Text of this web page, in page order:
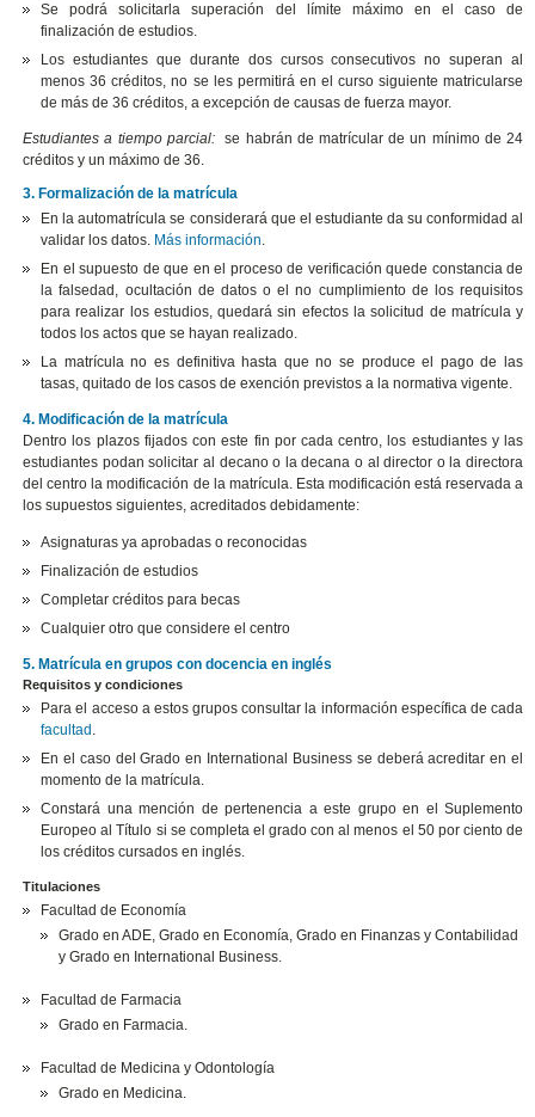
Se podrá solicitarla superación del límite máximo en el caso de
finalización de estudios.
Los estudiantes que durante dos cursos consecutivos no superan al
menos 36 créditos, no se les permitirá en el curso siguiente matricularse
de más de 36 créditos, a excepción de causas de fuerza mayor.
Estudiantes a tiempo parcial:se habrán de matrícular de un mínimo de 24
créditos y un máximo de 36.
3. Formalización de la matrícula
En la automatrícula se considerará que el estudiante da su conformidad al
validar los datos. Más información.
En el supuesto de que en el proceso de verificación quede constancia de
la falsedad, ocultación de datos o el no cumplimiento de los requisitos
para realizar los estudios, quedará sin efectos la solicitud de matrícula y
todos los actos que se hayan realizado.
La matrícula no es definitiva hasta que no se produce el pago de las
tasas, quitado de los casos de exención previstos a la normativa vigente.
4. Modificación de la matrícula
Dentro los plazos fijados con este fin por cada centro, los estudiantes y las
estudiantes podan solicitar al decano o la decana o al director o la directora
del centro la modificación de la matrícula. Esta modificación está reservada a
los supuestos siguientes, acreditados debidamente:
Asignaturas ya aprobadas o reconocidas
Finalización de estudios
Completar créditos para becas
Cualquier otro que considere el centro
5. Matrícula en grupos con docencia en inglés
Requisitos y condiciones
Para el acceso a estos grupos consultar la información específica de cada
facultad .
En el caso del Grado en International Business se deberá acreditar en el
momento de la matrícula.
Constará una mención de pertenencia a este grupo en el Suplemento
Europeo al Título si se completa el grado con al menos el 50 por ciento de
los créditos cursados en inglés.
Titulaciones
Facultad de Economía
Grado en ADE, Grado en Economía, Grado en Finanzas y Contabilidad
y Grado en International Business.
Facultad de Farmacia
Grado en Farmacia.
Facultad de Medicina y Odontología
Grado en Medicina.